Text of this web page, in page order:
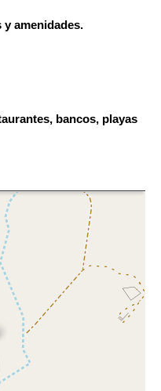
amenidades.
bancos, playas